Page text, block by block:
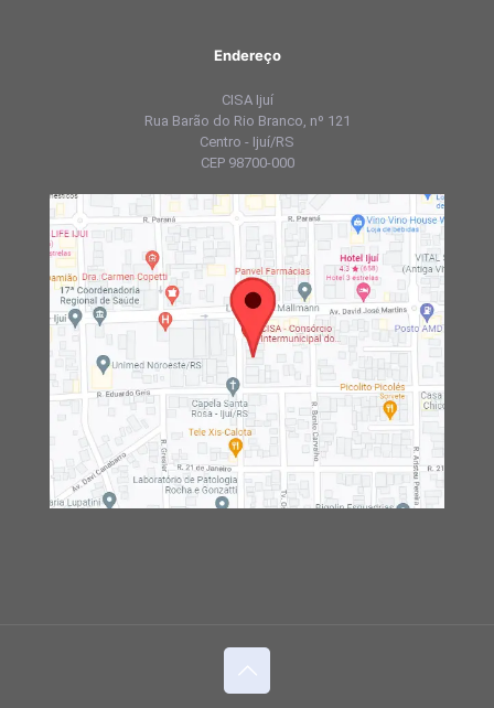
Endereço
CISA Ijuí
Rua Barão do Rio Branco, nº 121
Centro - Ijuí/RS
CEP 98700-000